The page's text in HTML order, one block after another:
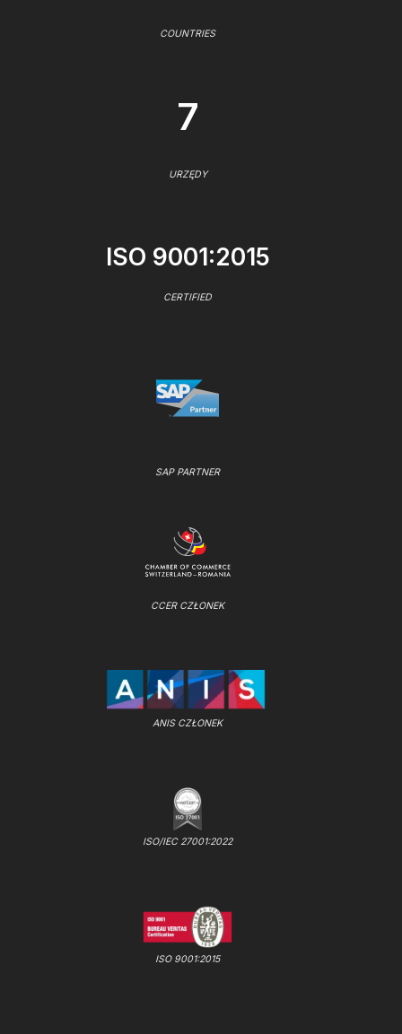
COUNTRIES
7
URZĘDY
ISO 9001:2015
CERTIFIED
SAP PARTNER
CCER CZŁONEK
ANIS CZŁONEK
ISO/IEC 27001:2022
ISO 9001:2015